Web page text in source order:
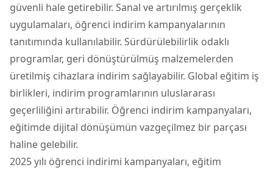
güvenli hale getirebilir. Sanal ve artırılmış gerçeklik
uygulamaları, öğrenci indirim kampanyalarının
tanıtımında kullanılabilir. Sürdürülebilirlik odaklı
programlar, geri dönüştürülmüş malzemelerden
üretilmiş cihazlara indirim sağlayabilir. Global eğitim iş
birlikleri, indirim programlarının uluslararası
geçerliliğini artırabilir. Öğrenci indirim kampanyaları,
eğitimde dijital dönüşümün vazgeçilmez bir parçası
haline gelebilir.
2025 yılı öğrenci indirimi kampanyaları, eğitim